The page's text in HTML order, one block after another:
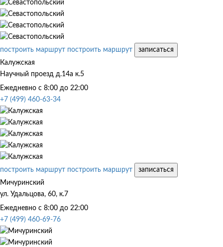
построить маршрут построить маршрут
записаться
Калужская
Научный проезд д.14а к.5
Ежедневно с 8:00 до 22:00
+7 (499) 460-63-34
построить маршрут построить маршрут
записаться
Мичуринский
ул. Удальцова, 60, к.7
Ежедневно с 8:00 до 22:00
+7 (499) 460-69-76